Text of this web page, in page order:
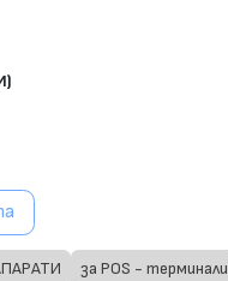
за POS - терминали